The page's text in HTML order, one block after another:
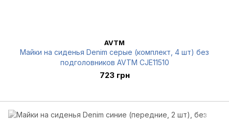
AVTM
Майки на сиденья Denim серые (комплект, 4 шт) без
подголовников AVTM CJE11510
723 грн